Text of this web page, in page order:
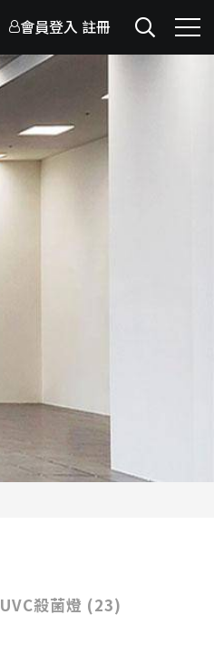
會員登入 註冊
UVC殺菌燈 (23)